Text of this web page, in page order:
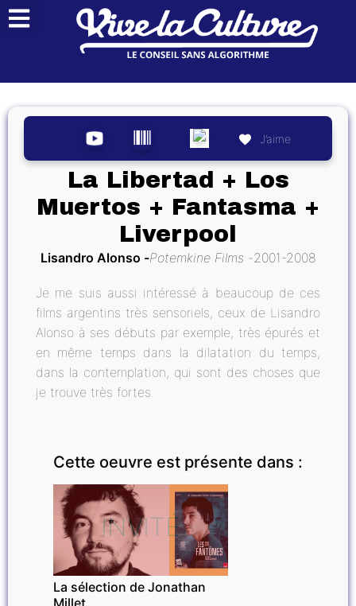
J’aime
La Libertad + Los
Muertos + Fantasma +
Liverpool
Lisandro Alonso Potemkine Films 2001-2008
Je me suis aussi intéressé à beaucoup de ces
films argentins très sensoriels, ceux de Lisandro
Alonso à ses débuts par exemple, très épurés et
en même temps dans la dilatation du temps,
dans la contemplation, qui sont des choses que
je trouve très fortes.
Cette oeuvre est présente dans :
INVITÉ
La sélection de Jonathan
Millet